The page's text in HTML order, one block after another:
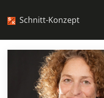
Schnitt-Konzept